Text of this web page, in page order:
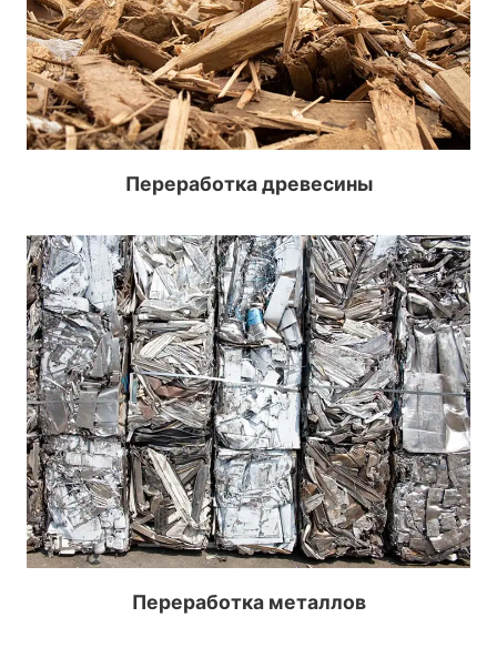
Переработка древесины
Переработка металлов